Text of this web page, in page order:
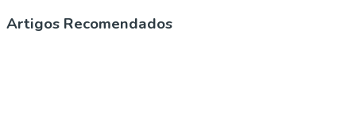
Artigos Recomendados